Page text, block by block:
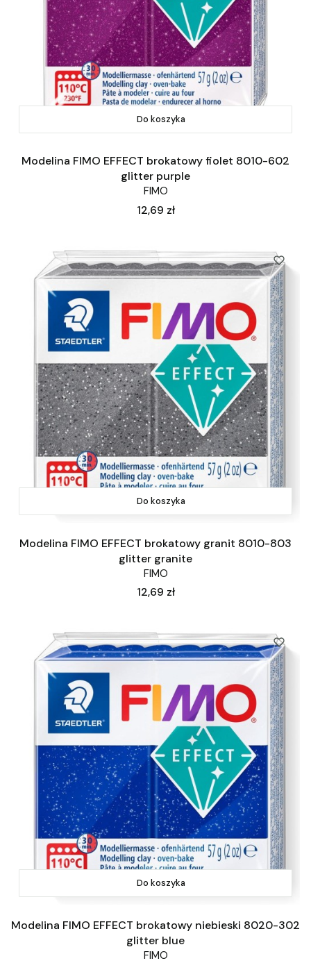
Do koszyka
Modelina FIMO EFFECT brokatowy fiolet 8010-602
glitter purple
FIMO
Cena
12,69 zł
Do koszyka
Modelina FIMO EFFECT brokatowy granit 8010-803
glitter granite
FIMO
Cena
12,69 zł
Do koszyka
Modelina FIMO EFFECT brokatowy niebieski 8020-302
glitter blue
FIMO